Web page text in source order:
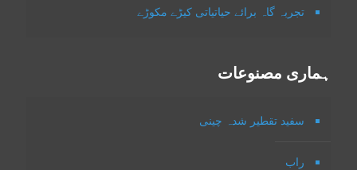
تجربہ گاہ برائے حیاتیاتی کیڑے مکوڑے
ہماری مصنوعات
سفید تقطیر شدہ چینی
راب